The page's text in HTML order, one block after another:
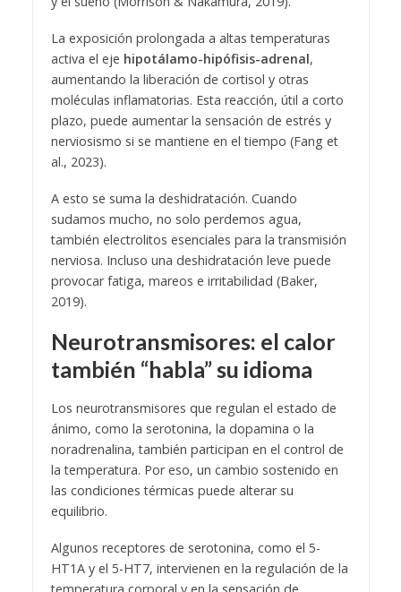
La exposición prolongada a altas temperaturas
activa el eje hipotálamo-hipófisis-adrenal,
aumentando la liberación de cortisol y otras
moléculas inflamatorias. Esta reacción, útil a corto
plazo, puede aumentar la sensación de estrés y
nerviosismo si se mantiene en el tiempo (Fang et
al., 2023).
A esto se suma la deshidratación. Cuando
sudamos mucho, no solo perdemos agua,
también electrolitos esenciales para la transmisión
nerviosa. Incluso una deshidratación leve puede
provocar fatiga, mareos e irritabilidad (Baker,
2019).
Neurotransmisores: el calor
también “habla” su idioma
Los neurotransmisores que regulan el estado de
ánimo, como la serotonina, la dopamina o la
noradrenalina, también participan en el control de
la temperatura. Por eso, un cambio sostenido en
las condiciones térmicas puede alterar su
equilibrio.
Algunos receptores de serotonina, como el 5-
HT1A y el 5-HT7, intervienen en la regulación de la
temperatura corporal y en la sensación de